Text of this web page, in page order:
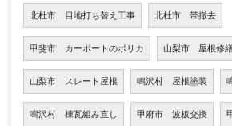
北杜市 目地打ち替え工事 北杜市 帯撤去
甲斐市 カーポートのポリカ 山梨市 屋根修
山梨市 スレート屋根 鳴沢村 屋根塗装
鳴沢村 棟瓦組み直し 甲府市 波板交換